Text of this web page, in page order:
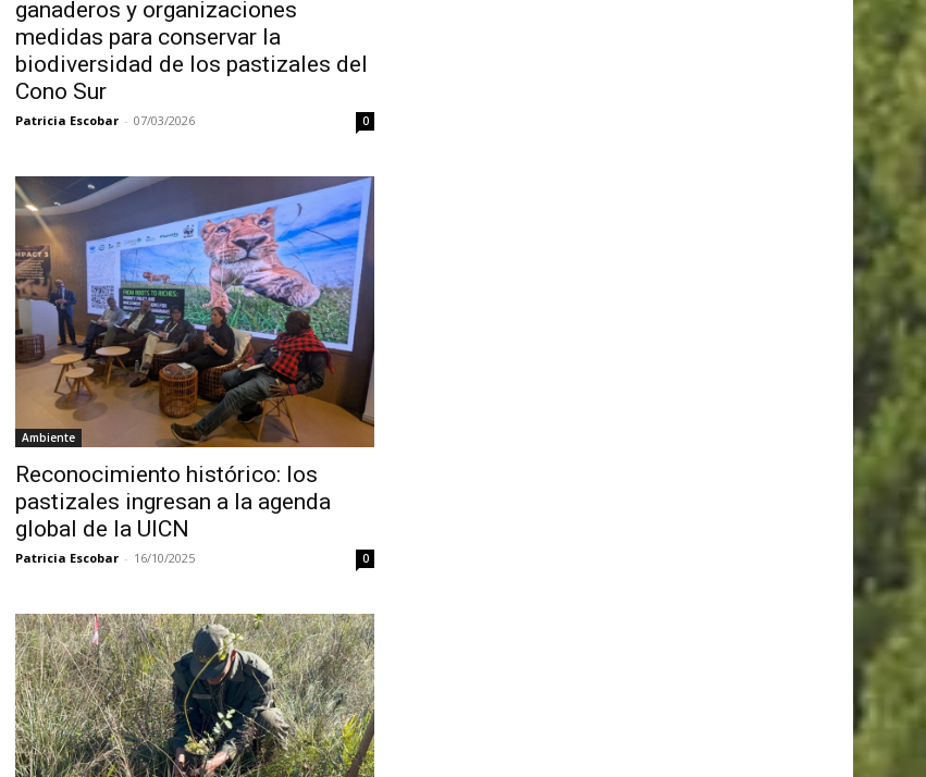
ganaderos y organizaciones
medidas para conservar la
biodiversidad de los pastizales del
Cono Sur
Patricia Escobar - 07/03/2026 0
Ambiente
Reconocimiento histórico: los
pastizales ingresan a la agenda
global de la UICN
Patricia Escobar - 16/10/2025 0